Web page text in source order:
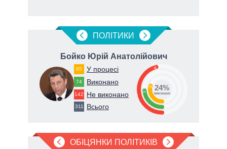
ПОЛIТИКИ
Бойко Юрій Анатолійович
95 У процесі
74 Виконано
142 Не виконано
311 Всього
46
24
30 24%
виконано
ОБІЦЯНКИ ПОЛІТИКІВ